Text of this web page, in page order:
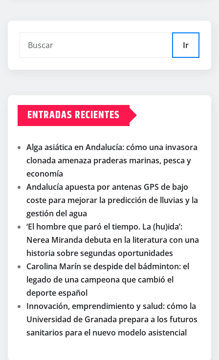
Ir
ENTRADAS RECIENTES
Alga asiática en Andalucía: cómo una invasora
clonada amenaza praderas marinas, pesca y
economía
Andalucía apuesta por antenas GPS de bajo
coste para mejorar la predicción de lluvias y la
gestión del agua
‘El hombre que paró el tiempo. La (hu)ida’:
Nerea Miranda debuta en la literatura con una
historia sobre segundas oportunidades
Carolina Marín se despide del bádminton: el
legado de una campeona que cambió el
deporte español
Innovación, emprendimiento y salud: cómo la
Universidad de Granada prepara a los futuros
sanitarios para el nuevo modelo asistencial